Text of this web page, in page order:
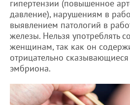
гипертензии (повышенное
давление), нарушениям в
выявлением патологий в
железы. Нельзя употреблять
женщинам, так как он
отрицательно
эмбриона.